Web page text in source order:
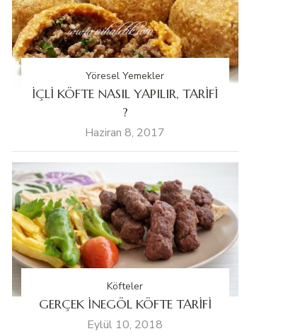
Yöresel Yemekler
İÇLİ KÖFTE NASIL YAPILIR, TARİFİ
?
Haziran 8, 2017
Köfteler
GERÇEK İNEGÖL KÖFTE TARİFİ
Eylül 10, 2018